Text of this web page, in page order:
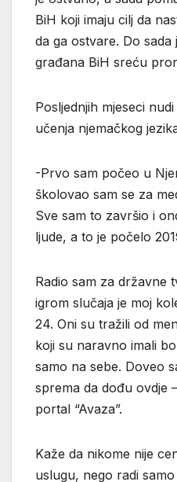
BiH koji imaju cilj da
da ga ostvare. Do sada
građana BiH sreću
Posljednjih mjeseci
učenja njemačkog
-Prvo sam počeo u
školovao sam se za
Sve sam to završio i
ljude, a to je počelo
Radio sam za državne
igrom slučaja je moj
24. Oni su tražili od
koji su naravno imali
samo na sebe. Doveo
sprema da dođu ovdje
portal “Avaza”.
Kaže da nikome nije
uslugu, nego radi